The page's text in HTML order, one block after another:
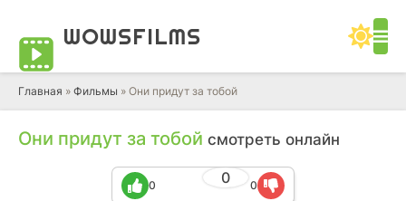
WOWSFILMS
Главная » Фильмы » Они придут за тобой
Они придут за тобой смотреть онлайн
0
0 0